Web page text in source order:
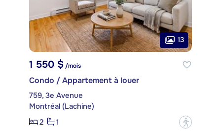
13
1 550 $ /mois
Condo / Appartement à louer
759, 3e Avenue
Montréal (Lachine)
2
1 ?